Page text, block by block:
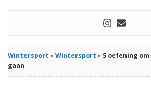
Wintersport »Wintersport » 5 oefening
gaan